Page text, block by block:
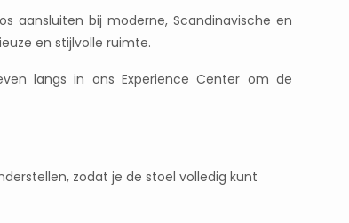
aansluiten bij moderne, Scandinavische en
en stijlvolle ruimte.
langs in ons Experience Center om de
zodat je de stoel volledig kunt